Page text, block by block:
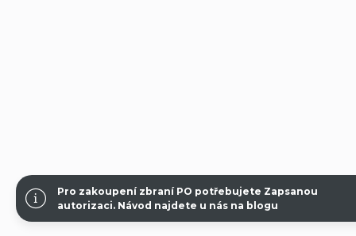
Pro zakoupení zbraní PO potřebujete Zapsanou
autorizaci. Návod najdete u nás na blogu